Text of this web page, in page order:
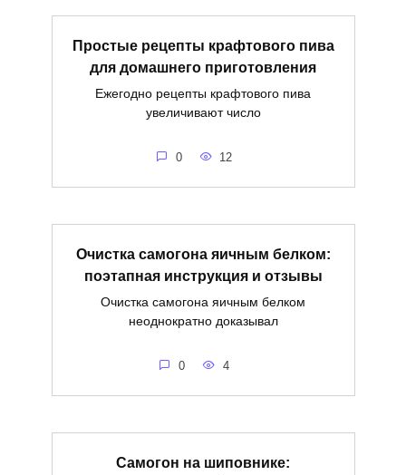
Простые рецепты крафтового пива
для домашнего приготовления
Ежегодно рецепты крафтового пива
увеличивают число
0 12
Очистка самогона яичным белком:
поэтапная инструкция и отзывы
Очистка самогона яичным белком
неоднократно доказывал
0 4
Самогон на шиповнике: